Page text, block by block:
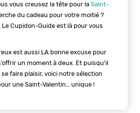
vous creusez la tête pour la Saint-
du cadeau pour votre moitié ?
Le Cupidon-Guide est là pour vous
est aussi LA bonne excuse pour
un moment à deux. Et puisqu’il
se faire plaisir, voici notre sélection
une Saint-Valentin… unique !